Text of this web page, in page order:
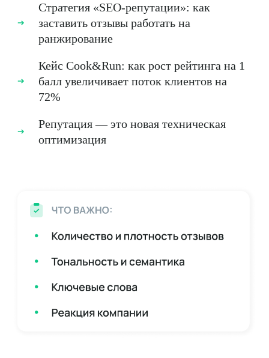
Стратегия «SEO-репутации»: как
заставить отзывы работать на
ранжирование
Кейс Cook&Run: как рост рейтинга на 1
балл увеличивает поток клиентов на
72%
Репутация — это новая техническая
оптимизация